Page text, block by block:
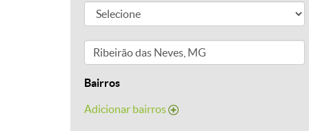
Bairros
Adicionar bairros